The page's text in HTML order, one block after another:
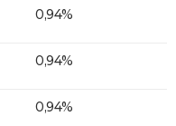
0,94%
0,94%
0,94%